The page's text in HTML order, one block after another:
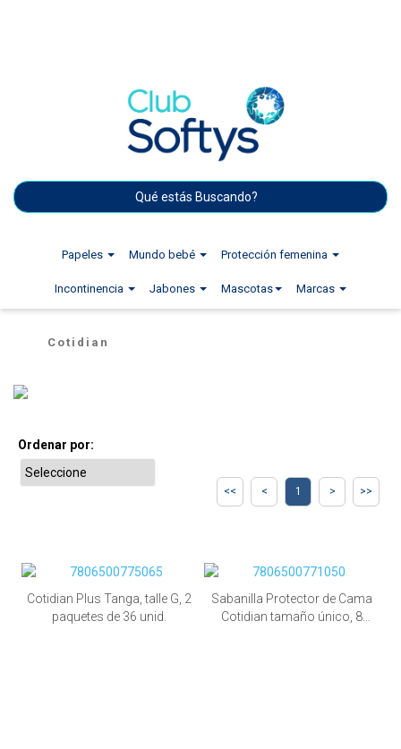
Papeles Mundo bebé Protección femenina
Incontinencia Jabones Mascotas Marcas
Cotidian
Ordenar por:
1
Cotidian Plus Tanga, talle G, 2
paquetes de 36 unid.
Sabanilla Protector de Cama
Cotidian tamaño único, 8